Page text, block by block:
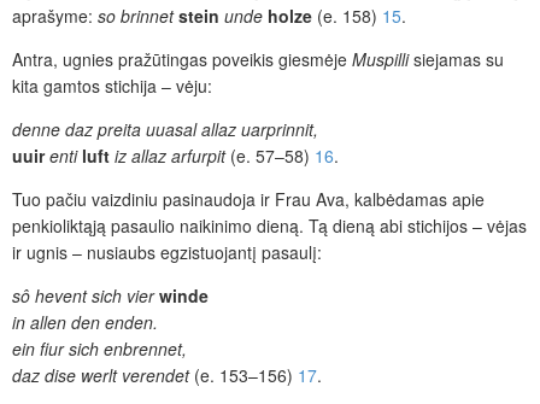
aprašyme: so brinnetstein unde holze (e. 158) 15.
Antra, ugnies pražūtingas poveikis giesmėje Muspillisiejamas su
kita gamtos stichija – vėju:
denne daz preita uuasal allaz uarprinnit,
uuirenti luft iz allaz arfurpit (e. 57–58) 16.
Tuo pačiu vaizdiniu pasinaudoja ir Frau Ava, kalbėdamas apie
penkioliktąją pasaulio naikinimo dieną. Tą dieną abi stichijos – vėjas
ir ugnis – nusiaubs egzistuojantį pasaulį:
sô hevent sich vierwinde
in allen den enden.
ein fiur sich enbrennet,
daz dise werlt verendet(e. 153–156) 17.